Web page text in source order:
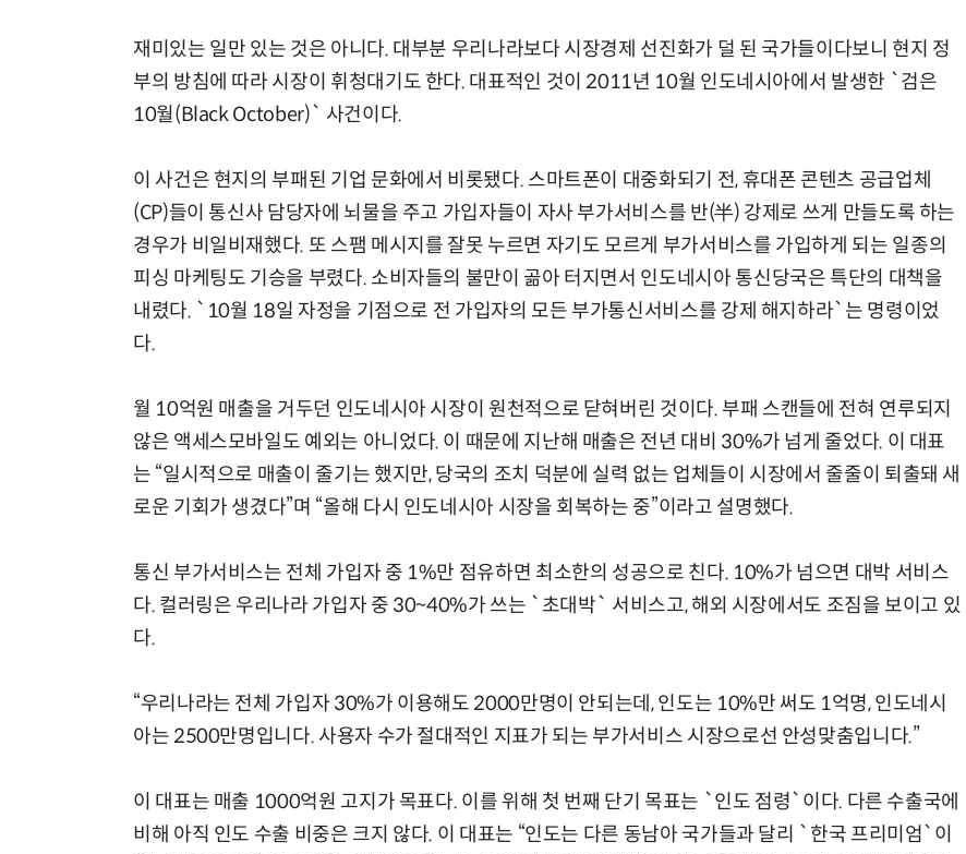
재미있는 일만 있는 것은 아니다. 대부분 우리나라보다 시장경제 선진화가 덜 된 국가들이다보니 현지 정
부의 방침에 따라 시장이 휘청대기도 한다. 대표적인 것이 2011년 10월 인도네시아에서 발생한 `검은
10월(Black October)` 사건이다.
이 사건은 현지의 부패된 기업 문화에서 비롯됐다. 스마트폰이 대중화되기 전, 휴대폰 콘텐츠 공급업체
(CP)들이 통신사 담당자에 뇌물을 주고 가입자들이 자사 부가서비스를 반(半) 강제로 쓰게 만들도록 하는
경우가 비일비재했다. 또 스팸 메시지를 잘못 누르면 자기도 모르게 부가서비스를 가입하게 되는 일종의
피싱 마케팅도 기승을 부렸다. 소비자들의 불만이 곪아 터지면서 인도네시아 통신당국은 특단의 대책을
내렸다. `10월 18일 자정을 기점으로 전 가입자의 모든 부가통신서비스를 강제 해지하라`는 명령이었
다.
월 10억원 매출을 거두던 인도네시아 시장이 원천적으로 닫혀버린 것이다. 부패 스캔들에 전혀 연루되지
않은 액세스모바일도 예외는 아니었다. 이 때문에 지난해 매출은 전년 대비 30%가 넘게 줄었다. 이 대표
는 “일시적으로 매출이 줄기는 했지만, 당국의 조치 덕분에 실력 없는 업체들이 시장에서 줄줄이 퇴출돼 새
로운 기회가 생겼다”며 “올해 다시 인도네시아 시장을 회복하는 중”이라고 설명했다.
통신 부가서비스는 전체 가입자 중 1%만 점유하면 최소한의 성공으로 친다. 10%가 넘으면 대박 서비스
다. 컬러링은 우리나라 가입자 중 30~40%가 쓰는 `초대박` 서비스고, 해외 시장에서도 조짐을 보이고 있
다.
“우리나라는 전체 가입자 30%가 이용해도 2000만명이 안되는데, 인도는 10%만 써도 1억명, 인도네시
아는 2500만명입니다. 사용자 수가 절대적인 지표가 되는 부가서비스 시장으로선 안성맞춤입니다.”
이 대표는 매출 1000억원 고지가 목표다. 이를 위해 첫 번째 단기 목표는 `인도 점령`이다. 다른 수출국에
비해 아직 인도 수출 비중은 크지 않다. 이 대표는 “인도는 다른 동남아 국가들과 달리 `한국 프리미엄`이